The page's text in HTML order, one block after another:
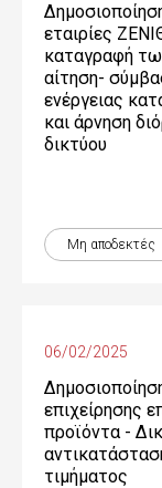
εταιρίες
καταγραφή
αίτηση-
ενέργειας
και άρνηση
δικτύου
Μη αποδεκτές
06/02/2025
επιχείρησης
προϊόντα -
τιµήµατος